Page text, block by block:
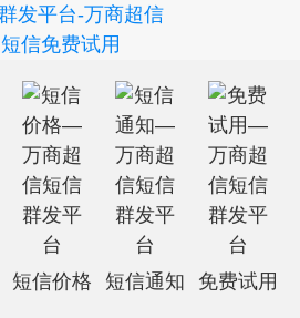
短信价格 短信通知 免费试用